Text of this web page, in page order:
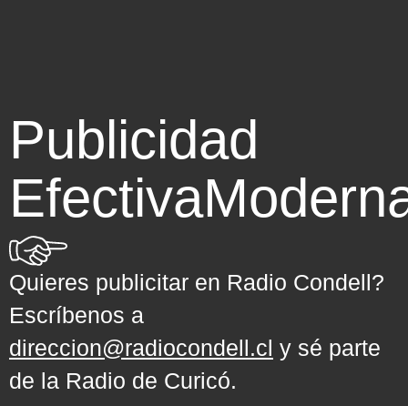
Publicidad
Efectiva
Quieres publicitar en Radio Condell?
Escríbenos a
direccion@radiocondell.cl y sé parte
de la Radio de Curicó.